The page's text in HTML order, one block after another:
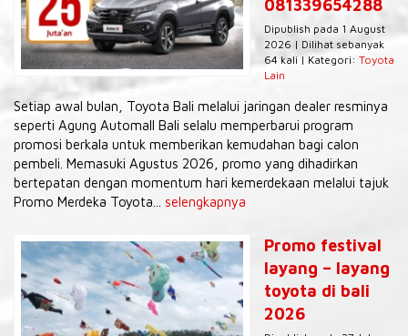
081339654288
Dipublish pada 1 August
2026 | Dilihat sebanyak
64 kali | Kategori: Toyota
Lain
Setiap awal bulan, Toyota Bali melalui jaringan dealer resminya
seperti Agung Automall Bali selalu memperbarui program
promosi berkala untuk memberikan kemudahan bagi calon
pembeli. Memasuki Agustus 2026, promo yang dihadirkan
bertepatan dengan momentum hari kemerdekaan melalui tajuk
Promo Merdeka Toyota... selengkapnya
Promo festival
layang – layang
toyota di bali
2026